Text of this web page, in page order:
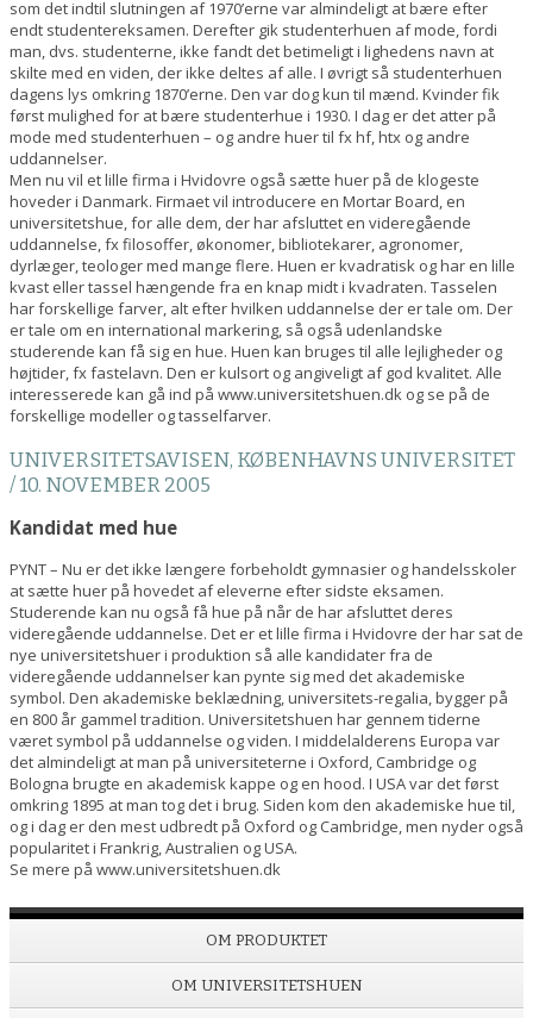
som det indtil slutningen af 1970’erne var almindeligt at bære efter
endt studentereksamen. Derefter gik studenterhuen af mode, fordi
man, dvs. studenterne, ikke fandt det betimeligt i lighedens navn at
skilte med en viden, der ikke deltes af alle. I øvrigt så studenterhuen
dagens lys omkring 1870’erne. Den var dog kun til mænd. Kvinder fik
først mulighed for at bære studenterhue i 1930. I dag er det atter på
mode med studenterhuen – og andre huer til fx hf, htx og andre
uddannelser.
Men nu vil et lille firma i Hvidovre også sætte huer på de klogeste
hoveder i Danmark. Firmaet vil introducere en Mortar Board, en
universitetshue, for alle dem, der har afsluttet en videregående
uddannelse, fx filosoffer, økonomer, bibliotekarer, agronomer,
dyrlæger, teologer med mange flere. Huen er kvadratisk og har en lille
kvast eller tassel hængende fra en knap midt i kvadraten. Tasselen
har forskellige farver, alt efter hvilken uddannelse der er tale om. Der
er tale om en international markering, så også udenlandske
studerende kan få sig en hue. Huen kan bruges til alle lejligheder og
højtider, fx fastelavn. Den er kulsort og angiveligt af god kvalitet. Alle
interesserede kan gå ind på www.universitetshuen.dk og se på de
forskellige modeller og tasselfarver.
UNIVERSITETSAVISEN, KØBENHAVNS UNIVERSITET
/ 10. NOVEMBER 2005
Kandidat med hue
PYNT – Nu er det ikke længere forbeholdt gymnasier og handelsskoler
at sætte huer på hovedet af eleverne efter sidste eksamen.
Studerende kan nu også få hue på når de har afsluttet deres
videregående uddannelse. Det er et lille firma i Hvidovre der har sat de
nye universitetshuer i produktion så alle kandidater fra de
videregående uddannelser kan pynte sig med det akademiske
symbol. Den akademiske beklædning, universitets-regalia, bygger på
en 800 år gammel tradition. Universitetshuen har gennem tiderne
været symbol på uddannelse og viden. I middelalderens Europa var
det almindeligt at man på universiteterne i Oxford, Cambridge og
Bologna brugte en akademisk kappe og en hood. I USA var det først
omkring 1895 at man tog det i brug. Siden kom den akademiske hue til,
og i dag er den mest udbredt på Oxford og Cambridge, men nyder også
popularitet i Frankrig, Australien og USA.
Se mere på www.universitetshuen.dk
OM PRODUKTET
OM UNIVERSITETSHUEN